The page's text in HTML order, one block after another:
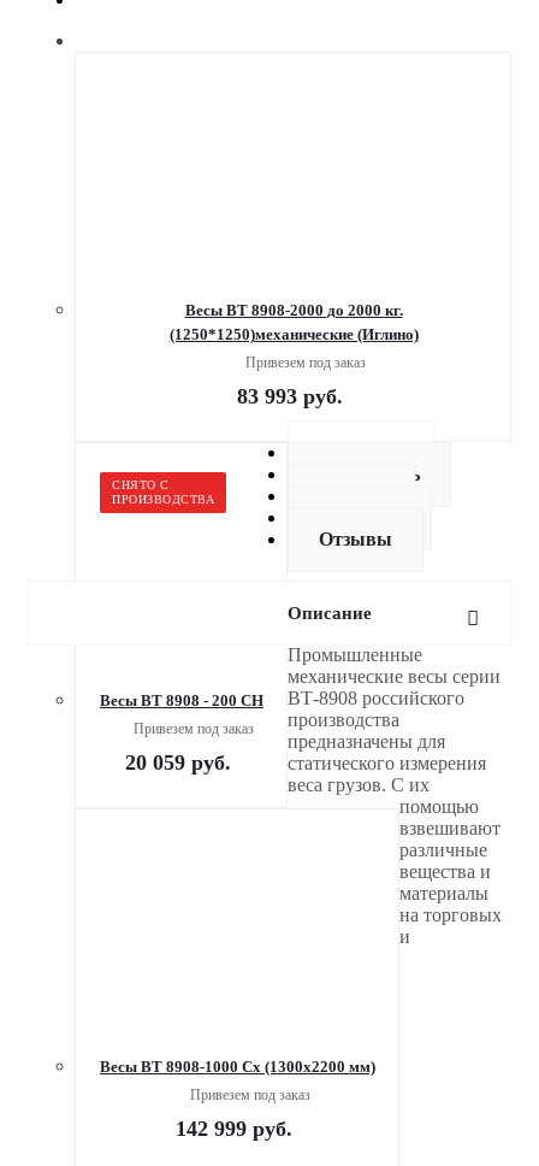
Весы ВТ 8908-2000 до 2000 кг.
(1250*1250)механические (Иглино)
Привезем под заказ
83 993руб.
СНЯТО С
ПРОИЗВОДСТВА
Весы ВТ 8908 - 200 СН
Привезем под заказ
20 059руб.
Весы ВТ 8908-1000 Сх (1300х2200 мм)
Привезем под заказ
142 999руб.
Как купить
Отзывы
Описание
Промышленные
механические весы серии
ВТ-8908 российского
производства
предназначены для
статического измерения
веса грузов. С их
помощью
взвешивают
различные
вещества и
материалы
на торговых
и